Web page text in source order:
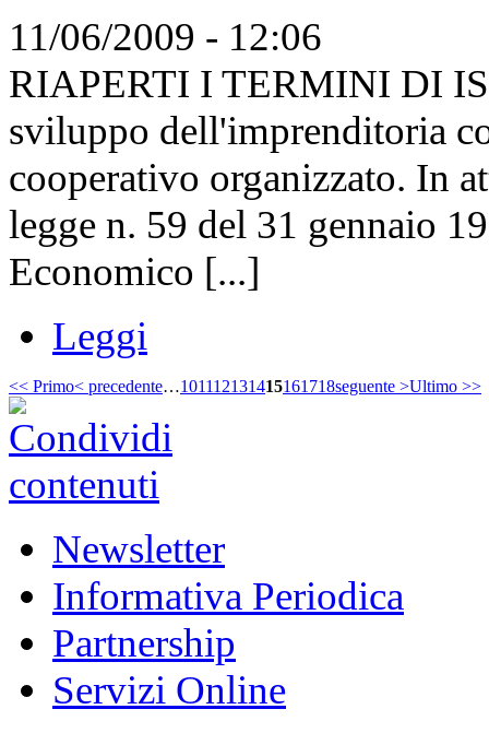
11/06/2009 - 12:06
RIAPERTI I TERMINI DI
sviluppo dell'imprenditoria
cooperativo organizzato. In
legge n. 59 del 31 gennaio
Economico [...]
Leggi
<< Primo< precedente…101112131415161718seguente >Ultimo >>
Newsletter
Informativa Periodica
Partnership
Servizi Online